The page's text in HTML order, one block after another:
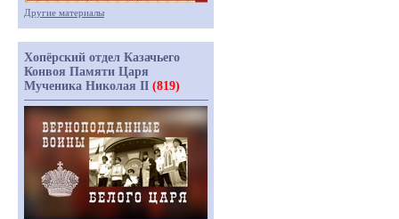
Другие материалы
Хопёрский отдел Казачьего
Конвоя Памяти Царя
Мученика Николая II (819)